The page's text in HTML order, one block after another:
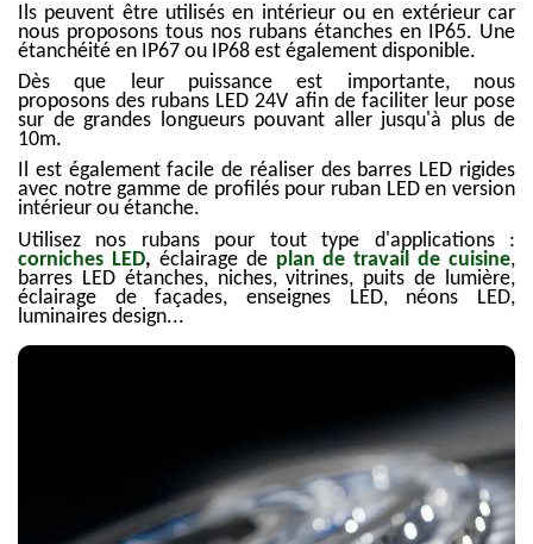
Ils peuvent être utilisés en intérieur ou en extérieur car
nous proposons tous nos rubans étanches en IP65. Une
étanchéité en IP67 ou IP68 est également disponible.
Dès que leur puissance est importante, nous
proposons des rubans LED 24V afin de faciliter leur pose
sur de grandes longueurs pouvant aller jusqu'à plus de
10m.
Il est également facile de réaliser des barres LED rigides
avec notre gamme de profilés pour ruban LED en version
intérieur ou étanche.
Utilisez nos rubans pour tout type d'applications :
corniches LED, éclairage de plan de travail de cuisine,
barres LED étanches, niches, vitrines, puits de lumière,
éclairage de façades, enseignes LED, néons LED,
luminaires design...